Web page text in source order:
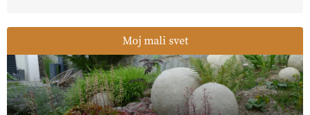
Moj mali svet